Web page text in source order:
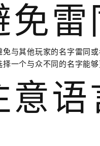
免
与其他玩家的名字雷同
一个与众不同的名字能够
意